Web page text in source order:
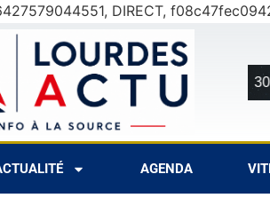
DIRECT,
11 Août
AGENDA